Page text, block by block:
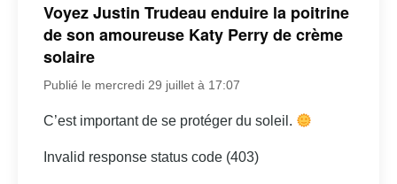
Voyez Justin Trudeau enduire la poitrine
de son amoureuse Katy Perry de crème
solaire
Publié le mercredi 29 juillet à 17:07
C’est important de se protéger du soleil.
Invalid response status code (403)